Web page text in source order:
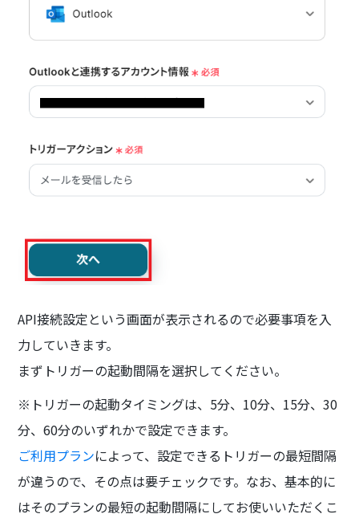
API接続設定という画面が表示されるので必要事項を入
力していきます。
まずトリガーの起動間隔を選択してください。
※トリガーの起動タイミングは、5分、10分、15分、30
分、60分のいずれかで設定できます。
ご利用プランによって、設定できるトリガーの最短間隔
が違うので、その点は要チェックです。なお、基本的に
はそのプランの最短の起動間隔にしてお使いいただくこ